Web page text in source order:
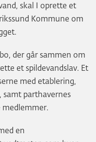
skal I oprette et
Kommune om
der går sammen om
et spildevandslav. Et
med etablering,
samt parthavernes
medlemmer.
en